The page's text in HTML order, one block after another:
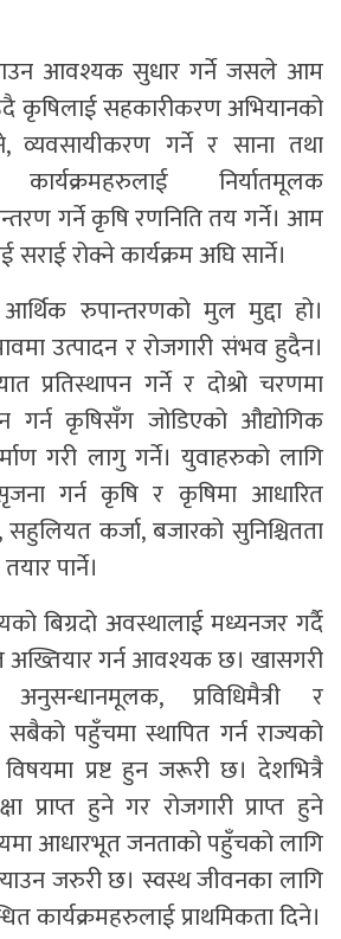
आवश्यक सुधार गर्ने जसले आम
कृषिलाई सहकारीकरण अभियानको
व्यवसायीकरण गर्ने र साना तथा
निर्यातमूलक
गर्ने कृषि रणनिति तय गर्ने। आम
रोक्ने कार्यक्रम अघि सार्ने।
रुपान्तरणको मुल मुद्दा हो।
उत्पादन र रोजगारी संभव हुदैन।
प्रतिस्थापन गर्ने र दोश्रो चरणमा
गर्न कृषिसँग जोडिएको औद्योगिक
गरी लागु गर्ने। युवाहरुको लागि
गर्न कृषि र कृषिमा आधारित
सहुलियत कर्जा, बजारको सुनिश्चितता
पार्ने।
बिग्रदो अवस्थालाई मध्यनजर गर्दै
अख्तियार गर्न आवश्यक छ। खासगरी
प्रविधिमैत्री र
पहुँचमा स्थापित गर्न राज्यको
प्रष्ट हुन जरूरी छ। देशभित्रै
प्राप्त हुने गर रोजगारी प्राप्त हुने
आधारभूत जनताको पहुँचको लागि
जरुरी छ। स्वस्थ जीवनका लागि
कार्यक्रमहरुलाई प्राथमिकता दिने।